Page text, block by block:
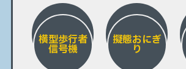
横型歩行者
信号機
擬態おにぎ
り